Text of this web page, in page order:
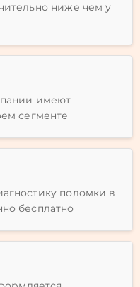
ниже чем у
имеют
сегменте
поломки в
бесплатно